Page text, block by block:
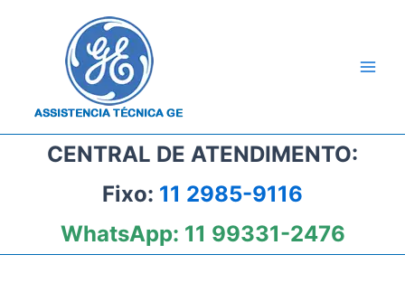
CENTRAL DE ATENDIMENTO:
Fixo: 11 2985-9116
WhatsApp: 11 99331-2476